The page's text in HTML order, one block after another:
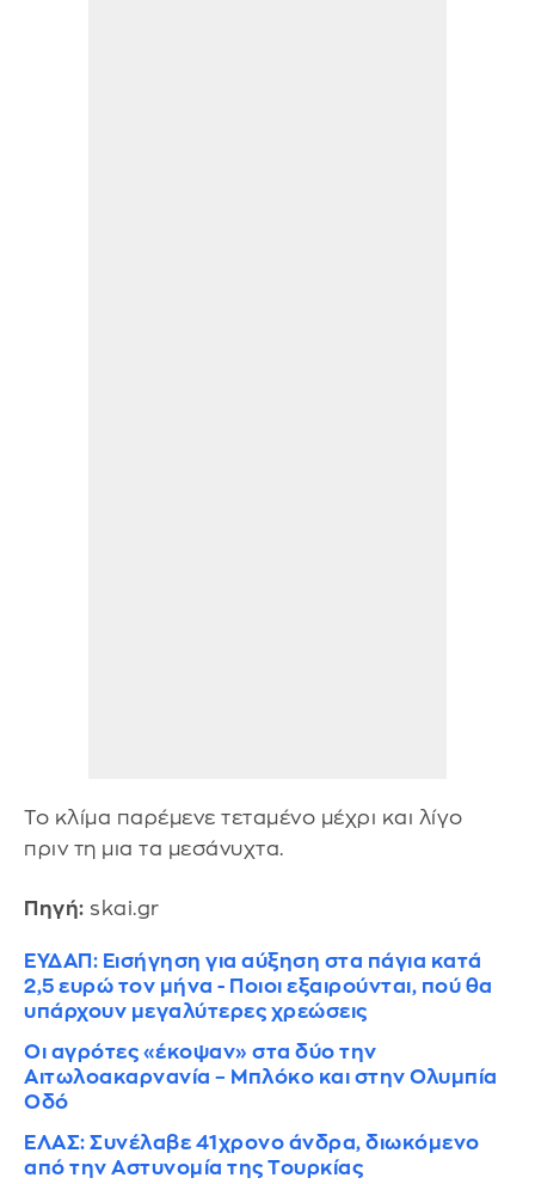
Το κλίμα παρέμενε τεταμένο μέχρι και λίγο
πριν τη μια τα μεσάνυχτα.
Πηγή: skai.gr
ΕΥΔΑΠ: Εισήγηση για αύξηση στα πάγια κατά
2,5 ευρώ τον μήνα - Ποιοι εξαιρούνται, πού θα
υπάρχουν μεγαλύτερες χρεώσεις
Οι αγρότες «έκοψαν» στα δύο την
Αιτωλοακαρνανία – Μπλόκο και στην Ολυμπία
Οδό
ΕΛΑΣ: Συνέλαβε 41χρονο άνδρα, διωκόμενο
από την Αστυνομία της Τουρκίας